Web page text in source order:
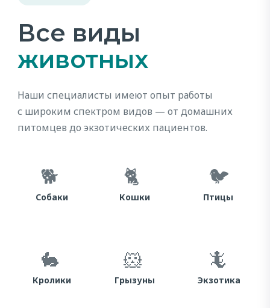
Экзотика
🦎
Наши специалисты имеют опыт работы
с широким спектром видов — от домашних
питомцев до экзотических пациентов.
Все виды
животных
Птицы
🐦
Грызуны
🐹
Кошки
🐈
Кролики
🐇
Собаки
🐕